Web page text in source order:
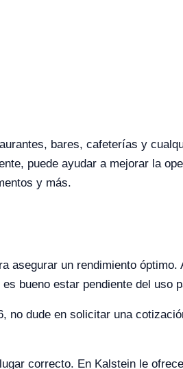
bares, cafeterías y
puede ayudar a mejorar la
y más.
asegurar un rendimiento
bueno estar pendiente del uso
no dude en solicitar una
correcto. En Kalstein le